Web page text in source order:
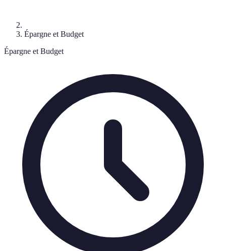
Épargne et Budget
Épargne et Budget